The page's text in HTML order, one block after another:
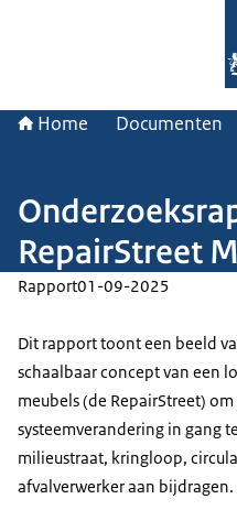
Home Documenten
RepairStreet
Rapport01-09-2025
Dit rapport toont een beeld
schaalbaar concept van een
meubels (de RepairStreet)
systeemverandering in gang
milieustraat, kringloop,
afvalverwerker aan bijdragen.